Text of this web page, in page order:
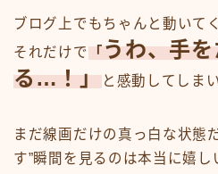
ブログ上でもちゃんと動いて
それだけで
「 うわ、手
る…！」と感動してしま
まだ線画だけの真っ白な状態
す”瞬間を見るのは本当に嬉し